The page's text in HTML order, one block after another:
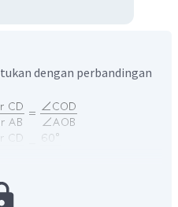
dengan perbandingan